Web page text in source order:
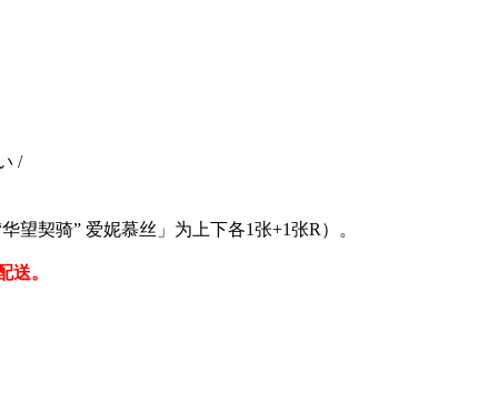
/
望契骑” 爱妮慕丝」为上下各1张+1张R）。
送。